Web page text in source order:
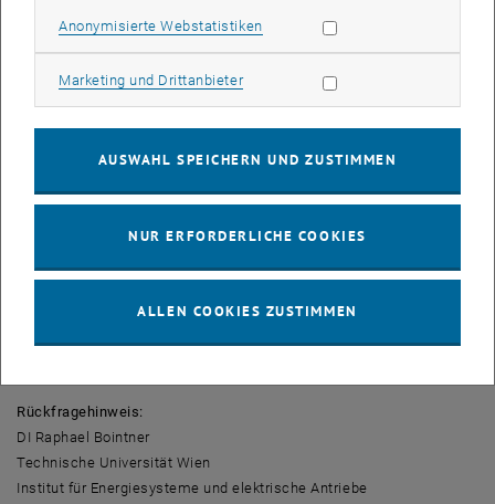
Klimaschutz. Damit leistet die Veranstaltung einen wertvollen
sozialen und ökologischen Beitrag für unsere Gesellschaft und eine
nachhaltige Zukunft."
Hintergrundinfo Schüleruni
Die Schüleruni "Jugendliche von heute studieren Klima und Energie
"Schools at University for Climate & Energy (SAUCE)". Die von der
UNESCO-Kommission als "Projekt der Dekade für nachhaltige
Beteiligung des Landes Niederösterreich, des Lebensministeriums,
des Bundesministerium für Unterricht, Kunst und Kultur, der
Rückfragehinweis:
DI Raphael Bointner
Technische Universität Wien
Institut für Energiesysteme und elektrische Antriebe
Anonymisierte WebstatistikenStatistik Cookies zulassen
Marketing und DrittanbieterMarketing Cookies zulassen
AUSWAHL SPEICHERN UND ZUSTIMMEN
NUR ERFORDERLICHE COOKIES
ALLEN COOKIES ZUSTIMMEN